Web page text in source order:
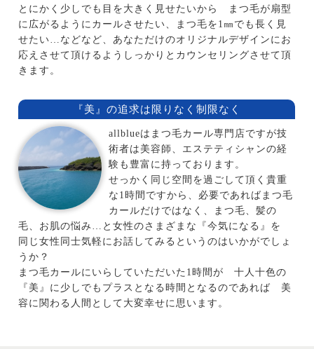
とにかく少しでも目を大きく見せたいから まつ毛が扇型
に広がるようにカールさせたい、まつ毛を1㎜でも長く見
せたい…などなど、あなただけのオリジナルデザインにお
応えさせて頂けるようしっかりとカウンセリングさせて頂
きます。
『美』の追求は限りなく制限なく
allblueはまつ毛カール専門店ですが技
術者は美容師、エステティシャンの経
験も豊富に持っております。
せっかく同じ空間を過ごして頂く貴重
な1時間ですから、必要であればまつ毛
カールだけではなく、まつ毛、髪の
毛、お肌の悩み…と女性のさまざまな『今気になる』を
同じ女性同士気軽にお話してみるというのはいかがでしょ
うか？
まつ毛カールにいらしていただいた1時間が 十人十色の
『美』に少しでもプラスとなる時間となるのであれば 美
容に関わる人間として大変幸せに思います。